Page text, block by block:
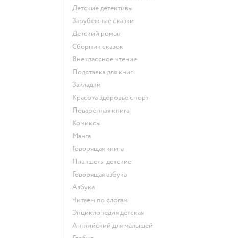
детские детективы
зарубежные сказки
детский роман
сборник сказок
внеклассное чтение
подставка для книг
закладки
красота здоровье спорт
поваренная книга
комиксы
манга
говорящая книга
Планшеты детские
говорящая азбука
азбука
читаем по слогам
энциклопедия детская
английский для малышей